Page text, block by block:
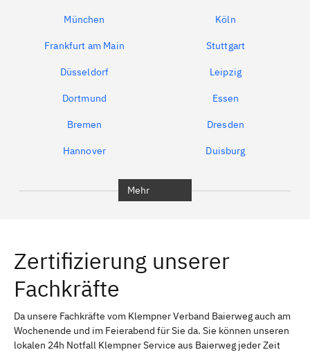
München Köln
Frankfurt am Main Stuttgart
Düsseldorf Leipzig
Dortmund Essen
Bremen Dresden
Hannover Duisburg
Erlangen Bamberg
Bayreuth
Schweinfurt Passau
Mehr
Zertifizierung unserer
Fachkräfte
Da unsere Fachkräfte vom Klempner Verband Baierweg auch am
Wochenende und im Feierabend für Sie da. Sie können unseren
lokalen 24h Notfall Klempner Service aus Baierweg jeder Zeit